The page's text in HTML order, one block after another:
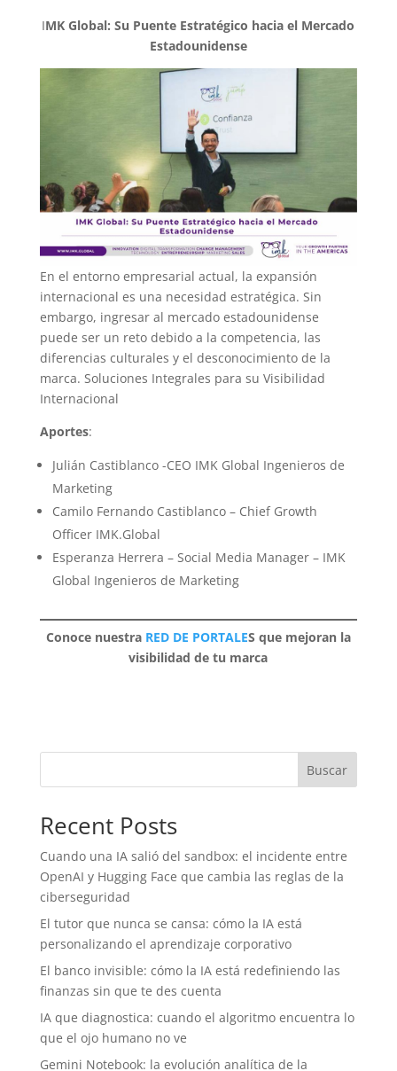
IMK Global: Su Puente Estratégico hacia el Mercado
Estadounidense
En el entorno empresarial actual, la expansión
internacional es una necesidad estratégica. Sin
embargo, ingresar al mercado estadounidense
puede ser un reto debido a la competencia, las
diferencias culturales y el desconocimiento de la
marca. Soluciones Integrales para su Visibilidad
Internacional
Aportes:
Julián Castiblanco -CEO IMK Global Ingenieros de
Marketing
Camilo Fernando Castiblanco – Chief Growth
Officer IMK.Global
Esperanza Herrera – Social Media Manager – IMK
Global Ingenieros de Marketing
Conoce nuestra RED DE PORTALES que mejoran la
visibilidad de tu marca
Buscar
Recent Posts
Cuando una IA salió del sandbox: el incidente entre
OpenAI y Hugging Face que cambia las reglas de la
ciberseguridad
El tutor que nunca se cansa: cómo la IA está
personalizando el aprendizaje corporativo
El banco invisible: cómo la IA está redefiniendo las
finanzas sin que te des cuenta
IA que diagnostica: cuando el algoritmo encuentra lo
que el ojo humano no ve
Gemini Notebook: la evolución analítica de la